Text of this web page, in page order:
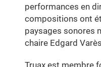
performances en
compositions ont
paysages sonores
chaire Edgard
Truax est membre